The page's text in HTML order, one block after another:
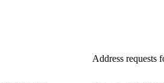
Address requests